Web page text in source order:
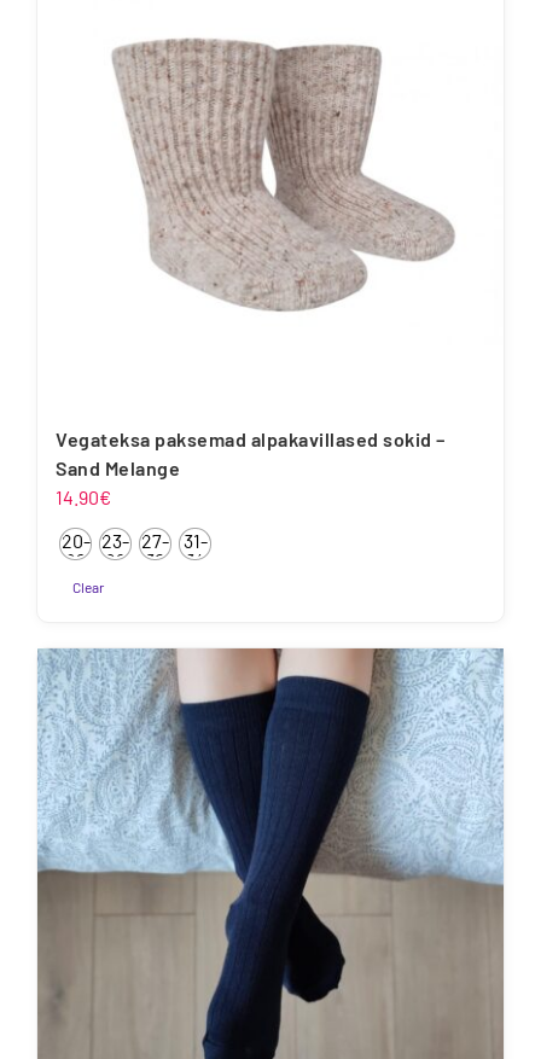
Valikuid
tootelehel.
Vegateksa paksemad alpakavillased sokid –
Sand Melange
14.90€
20-
22
23-
26
27-
30
31-
34
Clear
tootel
on
mitu
varianti.
Valikuid
saab
teha
tootelehel.